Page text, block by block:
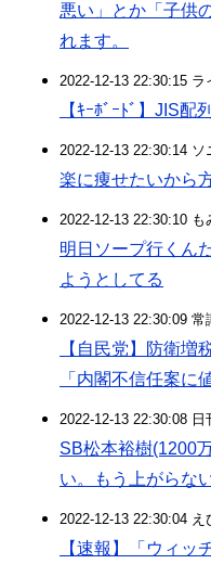
悪い」とか「子供
れます。
2022-12-13 22:30:15
【ｷｰﾎﾞｰﾄﾞ】JIS
2022-12-13 22:30:14 ソ
楽に痩せたいから
2022-12-13 22:30:10 も
明日ソープ行くん
ようとしてる
2022-12-13 22:30:09 常
【自民党】防衛
「内閣不信任案に
2022-12-13 22:30:08 日
SB松本裕樹(1200
い。もう上がらな
2022-12-13 22:30:04 え
【速報】「ウィッ